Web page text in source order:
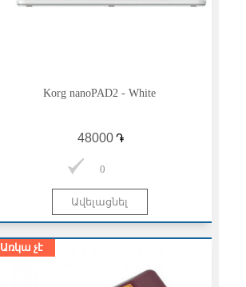
Korg nanoPAD2 - White
֏
0
Առկա չէ